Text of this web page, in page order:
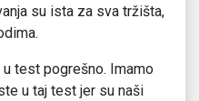
su ista za sva tržišta,
test pogrešno. Imamo
u taj test jer su naši